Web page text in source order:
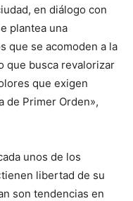
en diálogo con
plantea una
que se acomoden a la
que busca revalorizar
que exigen
de Primer Orden»,
unos de los
libertad de su
son tendencias en